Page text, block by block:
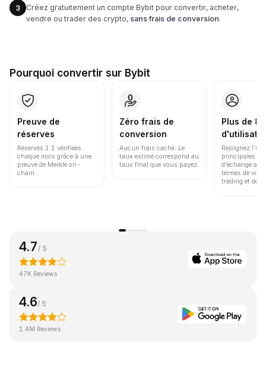
3
Créez gratuitement un compte Bybit pour convertir, acheter,
vendre ou trader des crypto, sans frais de conversion.
Pourquoi convertir sur Bybit
Preuve de
réserves
Réserves 1:1 vérifiées
chaque mois grâce à une
preuve de Merkle on-
chain.
Zéro frais de
conversion
Aucun frais caché. Le
taux estimé correspond au
taux final que vous payez.
Plus de
Rejoignez
principales
d'échange au
termes de
trading et de
4.7 / 5
47K Reviews
4.6/ 5
1.4M Reviews